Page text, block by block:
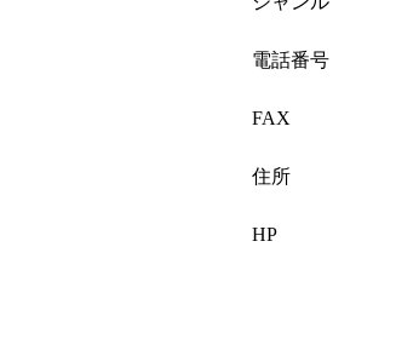
電話番号
FAX
住所
HP